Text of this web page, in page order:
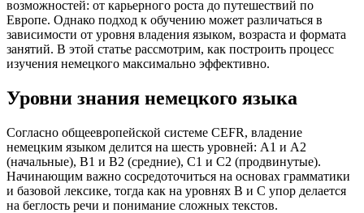
возможностей: от карьерного роста до путешествий по
Европе. Однако подход к обучению может различаться в
зависимости от уровня владения языком, возраста и формата
занятий. В этой статье рассмотрим, как построить процесс
изучения немецкого максимально эффективно.
Уровни знания немецкого языка
Согласно общеевропейской системе CEFR, владение
немецким языком делится на шесть уровней: A1 и A2
(начальные), B1 и B2 (средние), C1 и C2 (продвинутые).
Начинающим важно сосредоточиться на основах грамматики
и базовой лексике, тогда как на уровнях B и C упор делается
на беглость речи и понимание сложных текстов.